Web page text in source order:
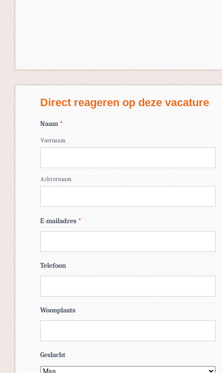
Direct reageren op deze vacature
Naam *
Voornaam
Achternaam
E-mailadres *
Telefoon
Woonplaats
Geslacht